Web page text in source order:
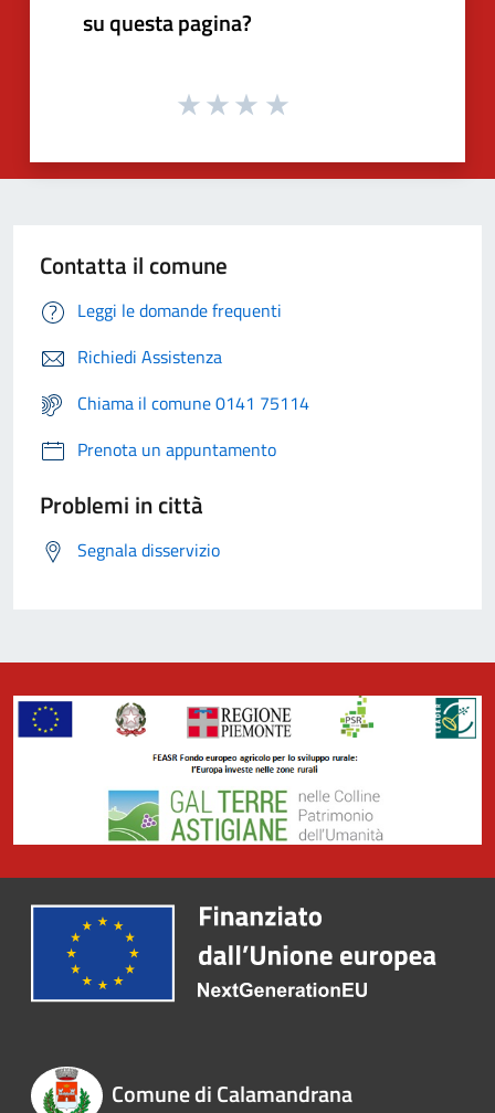
su questa pagina?
Contatta il comune
Leggi le domande frequenti
Richiedi Assistenza
Chiama il comune 0141 75114
Prenota un appuntamento
Problemi in città
Segnala disservizio
Comune di Calamandrana